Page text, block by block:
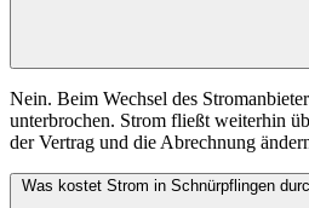
Nein. Beim Wechsel des
unterbrochen. Strom fließt weiterhin
der Vertrag und die Abrechnung
Was kostet Strom in Schnürpflingen